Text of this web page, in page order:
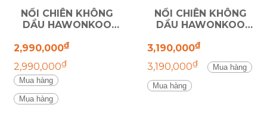
NỒI CHIÊN KHÔNG
DẦU HAWONKOO
2,990,000₫
2,990,000₫
Mua hàng
Mua hàng
NỒI CHIÊN KHÔNG
DẦU HAWONKOO
3,190,000₫
3,190,000₫ Mua hàng
Mua hàng